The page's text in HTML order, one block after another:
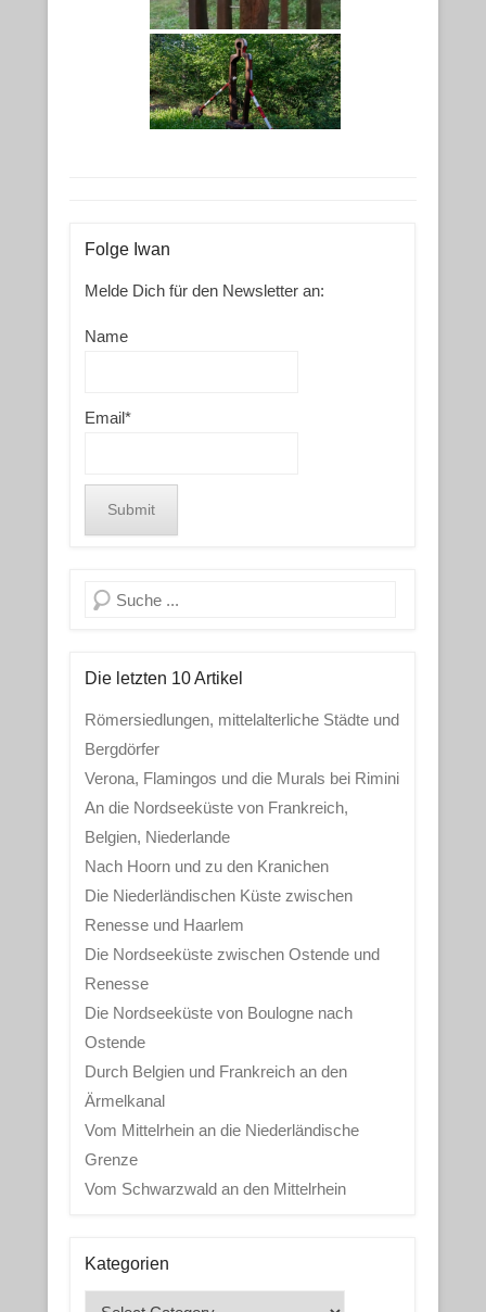
Folge Iwan
Melde Dich für den Newsletter an:
Name
Email*
Search
Die letzten 10 Artikel
Römersiedlungen, mittelalterliche Städte und
Bergdörfer
Verona, Flamingos und die Murals bei Rimini
An die Nordseeküste von Frankreich,
Belgien, Niederlande
Nach Hoorn und zu den Kranichen
Die Niederländischen Küste zwischen
Renesse und Haarlem
Die Nordseeküste zwischen Ostende und
Renesse
Die Nordseeküste von Boulogne nach
Ostende
Durch Belgien und Frankreich an den
Ärmelkanal
Vom Mittelrhein an die Niederländische
Grenze
Vom Schwarzwald an den Mittelrhein
Kategorien
Kategorien